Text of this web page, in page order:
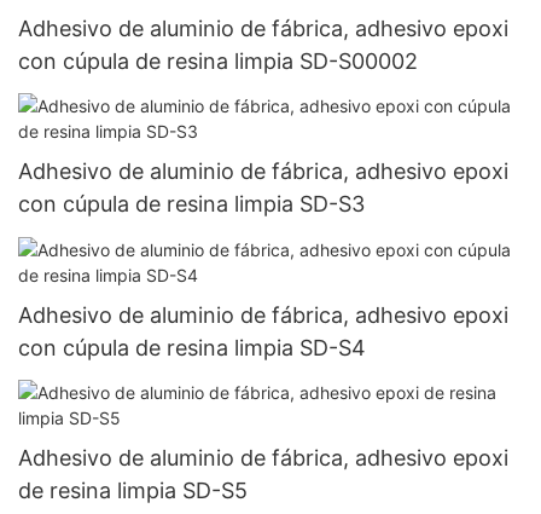
Adhesivo de aluminio de fábrica, adhesivo epoxi
con cúpula de resina limpia SD-S00002
Adhesivo de aluminio de fábrica, adhesivo epoxi
con cúpula de resina limpia SD-S3
Adhesivo de aluminio de fábrica, adhesivo epoxi
con cúpula de resina limpia SD-S4
Adhesivo de aluminio de fábrica, adhesivo epoxi
de resina limpia SD-S5